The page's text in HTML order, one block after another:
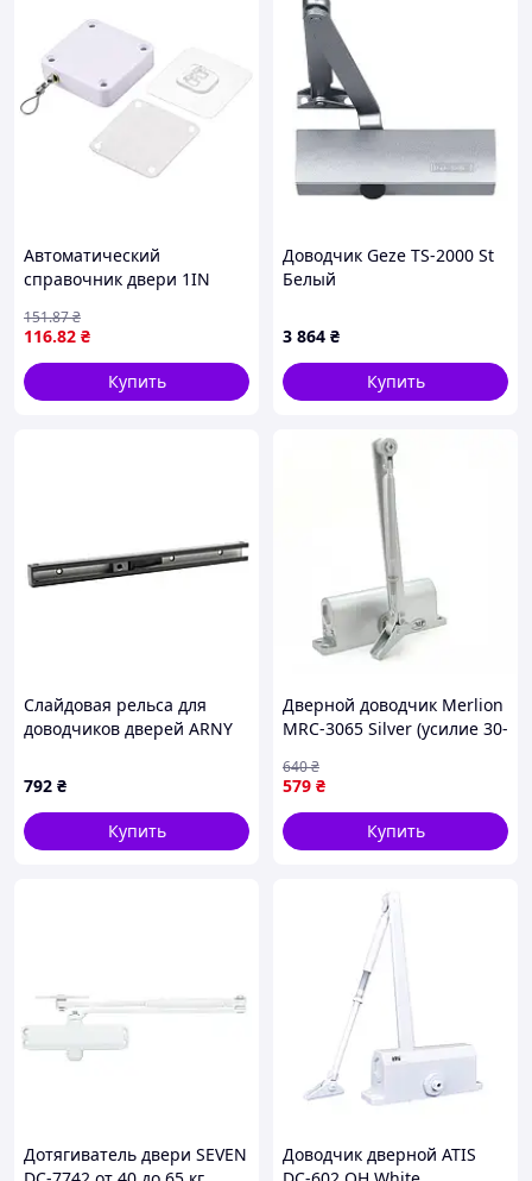
Автоматический
справочник двери 1IN
116.82 ₴
151.87₴
Купить
Доводчик Geze TS-2000 St
Белый
3 864 ₴
Купить
Слайдовая рельса для
доводчиков дверей ARNY
792 ₴
Купить
Дверной доводчик Merlion
MRC-3065 Silver (усилие 30-
579 ₴
640₴
Купить
Дотягиватель двери SEVEN
Доводчик дверной ATIS